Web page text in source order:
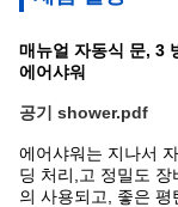
매뉴얼 자동식 문, 3
에어샤워
공기 shower.pdf
에어샤워는 지나서
딩 처리,고 정밀도
의 사용되고, 좋은 평